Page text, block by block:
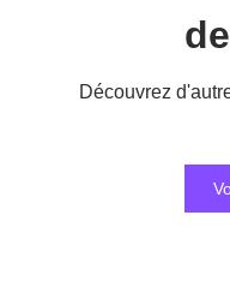
Découvrez